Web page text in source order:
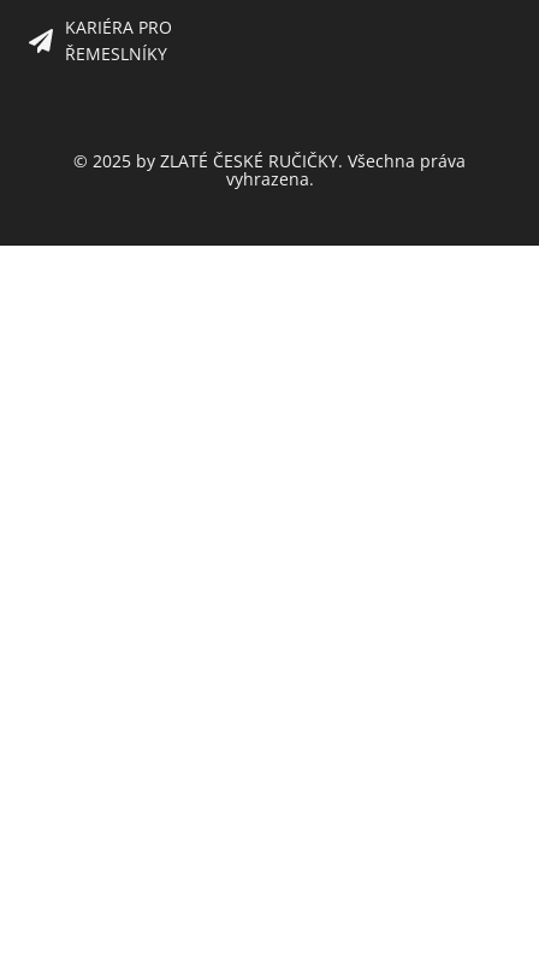
KARIÉRA PRO
ŘEMESLNÍKY
© 2025 by ZLATÉ ČESKÉ RUČIČKY. Všechna práva
vyhrazena.